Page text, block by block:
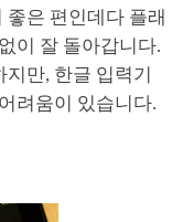
은 편인데다 플래
이 잘 돌아갑니다.
만, 한글 입력기
려움이 있습니다.